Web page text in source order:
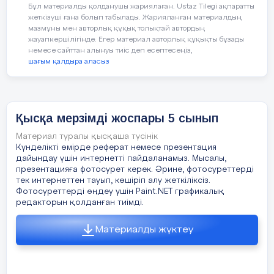
көлемін анықтау.
Компьютердің сыртқы жадының көлемін анықтау.
Флэш жадтың көлемін анықтау.
«Адам мен компьютер жады арасындағы
пен айырмашылық» тақырыбында кіші жоба
жұмысын жасау.
Жобаны орындау барысында оқушылар адам мен
компьютер жадын жекелепталдайды. Талдау
барысында анықталган ұқсастық- тар мен
қорытып, ой тұжырымдайды.
Сабақтың барысы:
Сабақтың
кезені/ уақыт
Педагогтың әрекеті
Сабақтың
1.Оқушылармен амандасу.
2.Сабақтың тақырыбы мен мақсаттарымен
таныстыру.
3.Жаңа тақырыпқа шолу.
Өткен тақырыпта ақпаратты компьютерде
кодпен ұсынудың үш түрімен танысқан
болатынбыз. Бұл тақырыпта осы үш түрінің
арасынан графикалық ақпаратты екілік кодпен
Бұл материалды қолданушы жариялаған. Ustaz Tilegi ақпаратты
жеткізуші ғана болып табылады. Жарияланған материалдың
мазмұны мен авторлық құқық толықтай автордың
жауапкершілігінде. Егер материал авторлық құқықты бұзады
немесе сайттан алынуы тиіс деп есептесеңіз,
шағым қалдыра аласыз
Қысқа мерзімді жоспары 5 cынып
Материал туралы қысқаша түсінік
Күнделікті өмірде реферат немесе презентация
дайындау үшін интернетті пайдаланамыз. Мысалы,
презентацияға фотосурет керек. Әрине, фотосуреттерді
тек интернеттен тауып, көшіріп алу жеткіліксіз.
Фотосуреттерді өңдеу үшін Paint.NET графикалық
редакторын қолданған тиімді.
Материалды жүктеу